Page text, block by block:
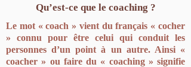
Qu’est-ce que le coaching ?
Le mot « coach » vient du français « cocher
» connu pour être celui qui conduit les
personnes d’un point à un autre. Ainsi «
coacher » ou faire du « coaching » signifie